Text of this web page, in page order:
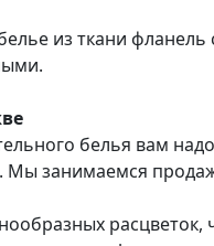
из ткани фланель
белья вам
занимаемся
расцветок,